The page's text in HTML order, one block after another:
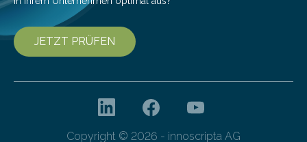
JETZT PRÜFEN
Copyright © 2026 - innoscripta AG